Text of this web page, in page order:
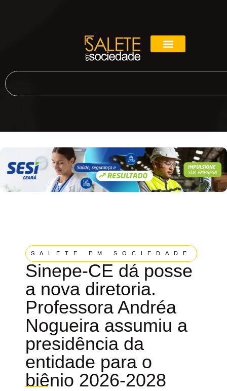
SALETE EM SOCIEDADE
Sinepe-CE dá posse
a nova diretoria.
Professora Andréa
Nogueira assumiu a
presidência da
entidade para o
biênio 2026-2028